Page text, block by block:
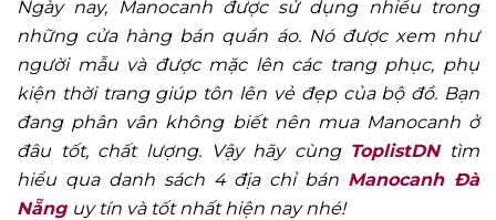
Ngày nay, Manocanh được sử dụng nhiều trong
những cửa hàng bán quần áo. Nó được xem như
người mẫu và được mặc lên các trang phục, phụ
kiện thời trang giúp tôn lên vẻ đẹp của bộ đồ. Bạn
đang phân vân không biết nên mua Manocanh ở
đâu tốt, chất lượng. Vậy hãy cùng ToplistDNtìm
hiểu qua danh sách 4 địa chỉ bán Manocanh Đà
Nẵng uy tín và tốt nhất hiện nay nhé!